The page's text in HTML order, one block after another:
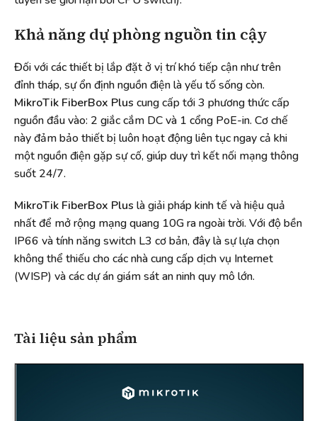
Khả năng dự phòng nguồn tin cậy
Đối với các thiết bị lắp đặt ở vị trí khó tiếp cận như trên
đỉnh tháp, sự ổn định nguồn điện là yếu tố sống còn.
MikroTik FiberBox Plus cung cấp tới 3 phương thức cấp
nguồn đầu vào: 2 giắc cắm DC và 1 cổng PoE-in. Cơ chế
này đảm bảo thiết bị luôn hoạt động liên tục ngay cả khi
một nguồn điện gặp sự cố, giúp duy trì kết nối mạng thông
suốt 24/7.
MikroTik FiberBox Plus là giải pháp kinh tế và hiệu quả
nhất để mở rộng mạng quang 10G ra ngoài trời. Với độ bền
IP66 và tính năng switch L3 cơ bản, đây là sự lựa chọn
không thể thiếu cho các nhà cung cấp dịch vụ Internet
(WISP) và các dự án giám sát an ninh quy mô lớn.
Tài liệu sản phẩm